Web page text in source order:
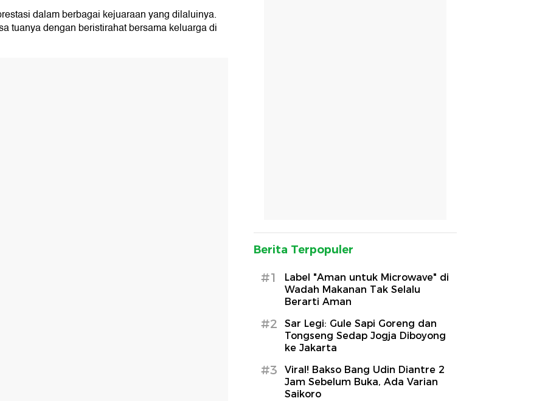
dalam berbagai kejuaraan yang dilaluinya.
tuanya dengan beristirahat bersama keluarga di
Berita Terpopuler
#1
Label "Aman untuk Microwave" di
Wadah Makanan Tak Selalu
Berarti Aman
#2
Sar Legi: Gule Sapi Goreng dan
Tongseng Sedap Jogja Diboyong
ke Jakarta
#3
Viral! Bakso Bang Udin Diantre 2
Jam Sebelum Buka, Ada Varian
Saikoro